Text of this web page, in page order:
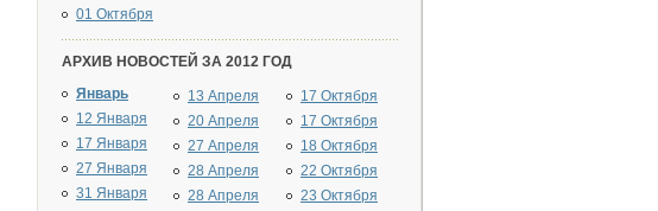
01 Октября
АРХИВ НОВОСТЕЙ ЗА 2012 ГОД
Январь
12 Января
17 Января
27 Января
31 Января
13 Апреля
20 Апреля
27 Апреля
28 Апреля
28 Апреля
17 Октября
17 Октября
18 Октября
22 Октября
23 Октября